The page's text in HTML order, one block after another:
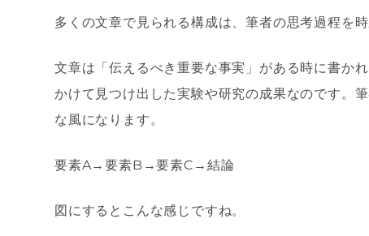
多くの文章で見られる構成は、筆者の思考過程を
文章は「伝えるべき重要な事実」がある時に書か
かけて見つけ出した実験や研究の成果なのです。
な風になります。
要素A→要素B →要素C → 結論
図にするとこんな感じですね。